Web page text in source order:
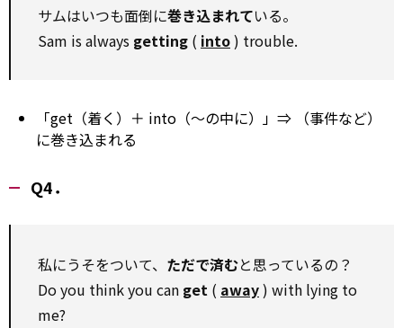
サムはいつも面倒に巻き込まれている。
Sam is always getting ( into) trouble.
「get（着く）＋ into（～の中に）」⇒ （事件など）
に巻き込まれる
Q4．
私にうそをついて、 ただで済むと思っているの？
Do you think you can get ( away) with lying to
me?